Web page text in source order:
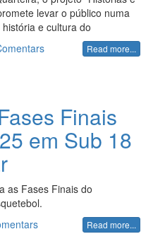
levar o público numa
e cultura do
Read more...
Finais
em Sub 18
as Fases Finais do
Read more...